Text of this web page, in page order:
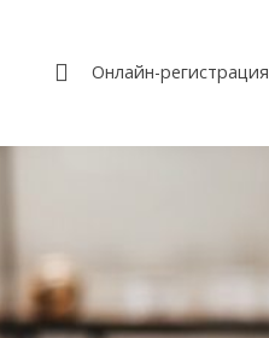
Онлайн-регистрация